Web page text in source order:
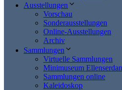
Ausstellungen
Vorschau
Sonderausstellungen
Online-Ausstellungen
Archiv
Sammlungen
Virtuelle Sammlungen
Minimuseum
Sammlungen online
Kaleidoskop